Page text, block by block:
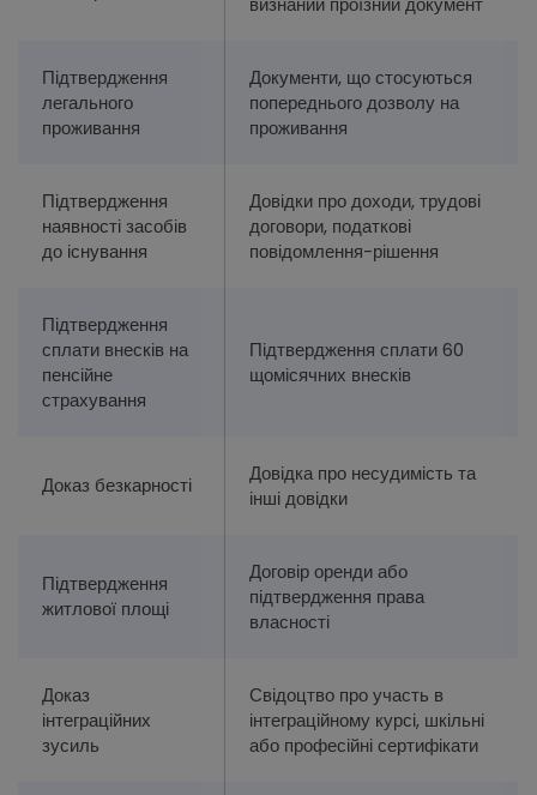
Підтвердження
легального
проживання
Документи, що стосуються
попереднього дозволу на
проживання
Підтвердження
наявності засобів
до існування
Довідки про доходи, трудові
договори, податкові
повідомлення-рішення
Підтвердження
сплати внесків на
пенсійне
страхування
Підтвердження сплати 60
щомісячних внесків
Доказ безкарності
Довідка про несудимість та
інші довідки
Підтвердження
житлової площі
Договір оренди або
підтвердження права
власності
Доказ
інтеграційних
зусиль
Свідоцтво про участь в
інтеграційному курсі, шкільні
або професійні сертифікати